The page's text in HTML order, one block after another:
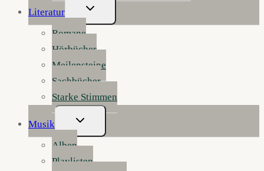
Literatur
Untermenü
Umschalten
Romane
Hörbücher
Meilensteine
Sachbücher
Starke Stimmen
Musik
Untermenü
Umschalten
Alben
Playlisten